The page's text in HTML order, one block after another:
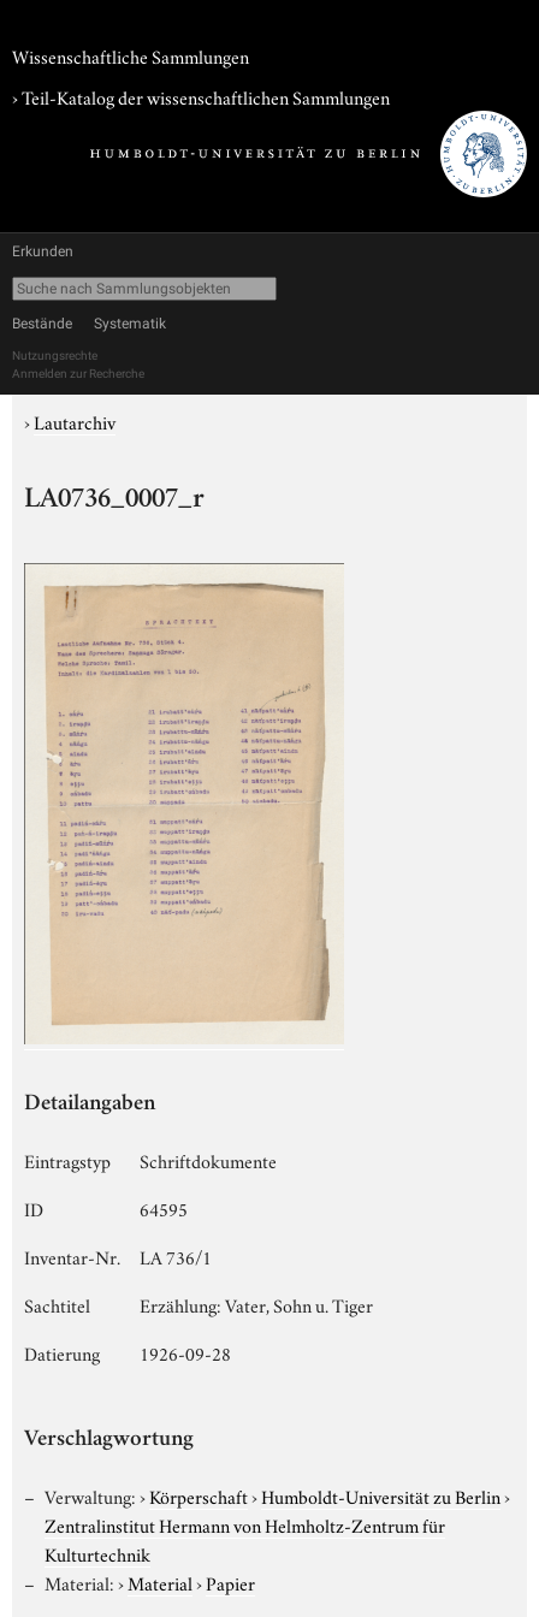
Wissenschaftliche Sammlungen
› Teil-Katalog der wissenschaftlichen Sammlungen
Erkunden
Bestände Systematik
Nutzungsrechte
Anmelden zur Recherche
›Lautarchiv
LA0736_0007_r
Detailangaben
Eintragstyp
Schriftdokumente
ID
64595
Inventar-Nr.
LA 736/1
Sachtitel
Erzählung: Vater, Sohn u. Tiger
Datierung
1926-09-28
Verschlagwortung
Verwaltung:›Körperschaft›Humboldt-Universität zu Berlin›
Zentralinstitut Hermann von Helmholtz-Zentrum für
Kulturtechnik
Material:›Material›Papier